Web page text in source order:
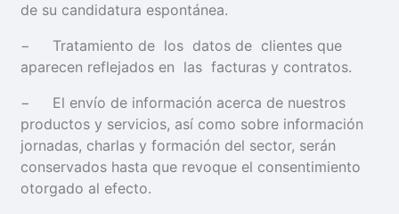
de su candidatura espontánea.
− Tratamiento de los datos de clientes que
aparecen reflejados en las facturas y contratos.
− El envío de información acerca de nuestros
productos y servicios, así como sobre información
jornadas, charlas y formación del sector, serán
conservados hasta que revoque el consentimiento
otorgado al efecto.